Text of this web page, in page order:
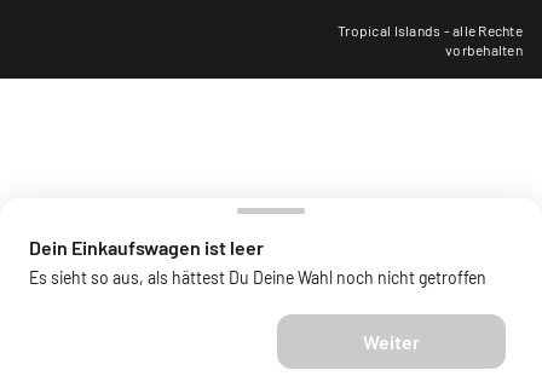
Dein Einkaufswagen ist leer
Es sieht so aus, als hättest Du Deine Wahl noch nicht getroffen
Weiter
Tropical Islands - alle Rechte
vorbehalten